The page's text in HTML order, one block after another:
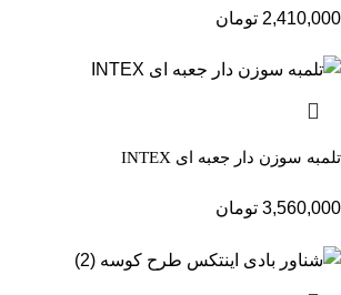
2,410,000 تومان
تلمبه سوزن دار جعبه ای INTEX
3,560,000 تومان